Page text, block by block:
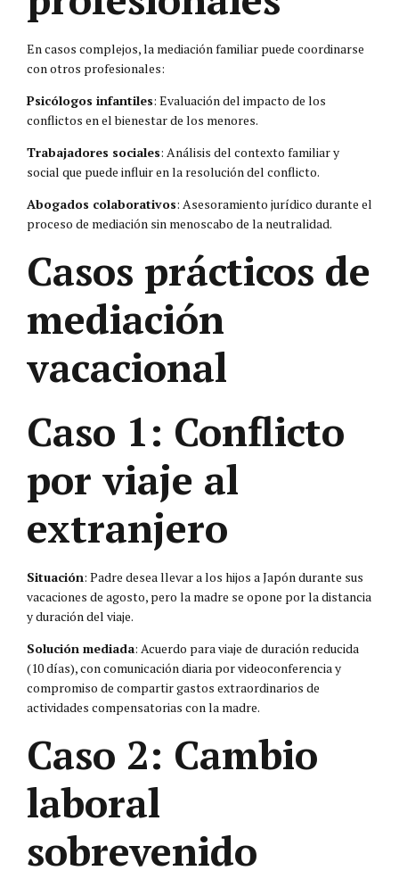
En casos complejos, la mediación familiar puede coordinarse
con otros profesionales:
Psicólogos infantiles: Evaluación del impacto de los
conflictos en el bienestar de los menores.
Trabajadores sociales: Análisis del contexto familiar y
social que puede influir en la resolución del conflicto.
Abogados colaborativos: Asesoramiento jurídico durante el
proceso de mediación sin menoscabo de la neutralidad.
Casos prácticos de
mediación
vacacional
Caso 1: Conflicto
por viaje al
extranjero
Situación: Padre desea llevar a los hijos a Japón durante sus
vacaciones de agosto, pero la madre se opone por la distancia
y duración del viaje.
Solución mediada: Acuerdo para viaje de duración reducida
(10 días), con comunicación diaria por videoconferencia y
compromiso de compartir gastos extraordinarios de
actividades compensatorias con la madre.
Caso 2: Cambio
laboral
sobrevenido